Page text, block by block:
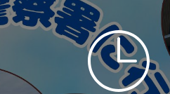
トップ